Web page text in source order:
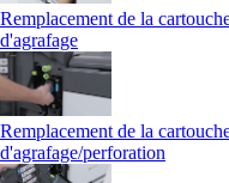
Remplacement de la
d'agrafage
Remplacement de la
d'agrafage/perforation